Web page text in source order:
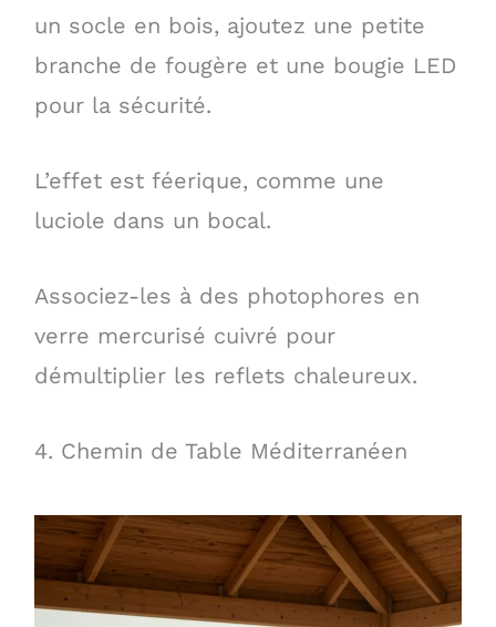
un socle en bois, ajoutez une petite
branche de fougère et une bougie LED
pour la sécurité.
L’effet est féerique, comme une
luciole dans un bocal.
Associez-les à des photophores en
verre mercurisé cuivré pour
démultiplier les reflets chaleureux.
4. Chemin de Table Méditerranéen